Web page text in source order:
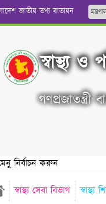
জাতীয় তথ্য বাতায়ন
স্বাস্থ্য ও
গণপ্রজাতন্ত্রী
নির্বাচন করুন
স্বাস্থ্য সেবা বিভাগ
স্বাস্থ্য